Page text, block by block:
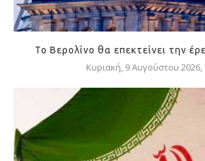
Το Βερολίνο θα επεκτείνει την
Κυριακή, 9 Αυγούστου 2026,